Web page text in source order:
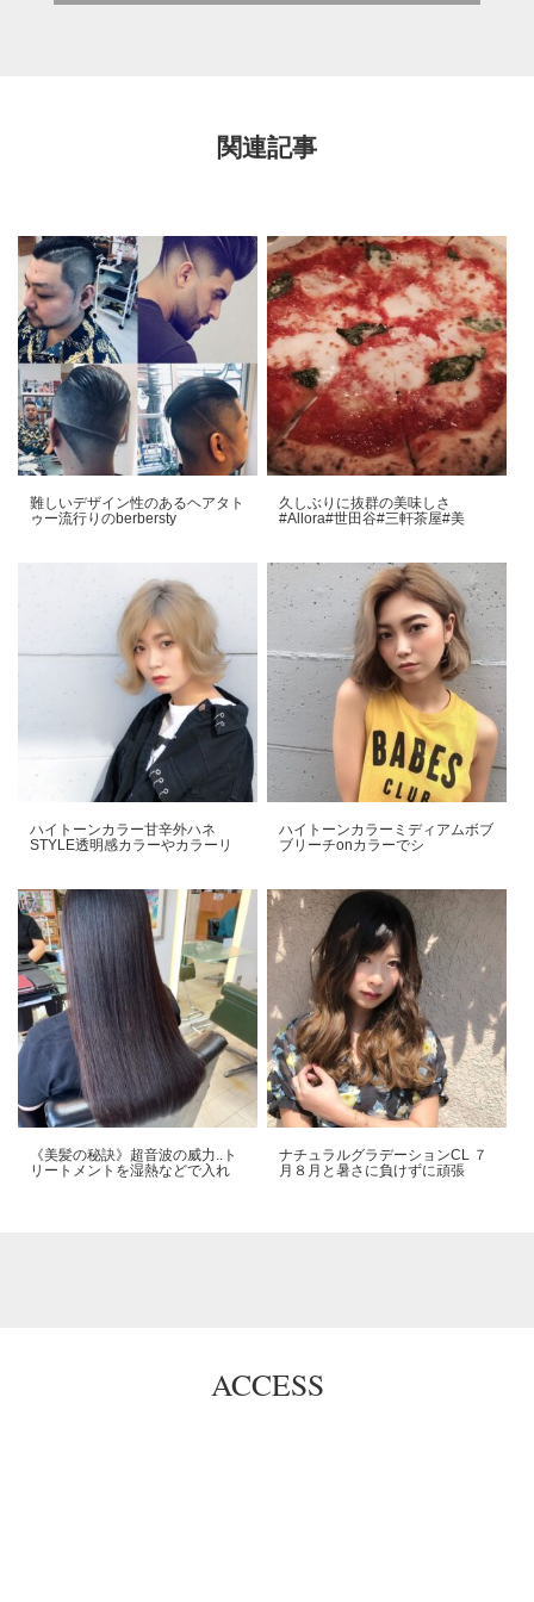
関連記事
難しいデザイン性のあるヘアタト
ゥー流行りのberbersty
久しぶりに抜群の美味しさ
#Allora#世田谷#三軒茶屋#美
ハイトーンカラー︎甘辛外ハネ
STYLE透明感カラーやカラーリ
ハイトーンカラー️ミディアムボブ️️
ブリーチonカラーでシ
《美髪の秘訣》超音波の威力..ト
リートメントを湿熱などで入れ
ナチュラルグラデーションCL️ ７
月８月と暑さに負けずに頑張
ACCESS